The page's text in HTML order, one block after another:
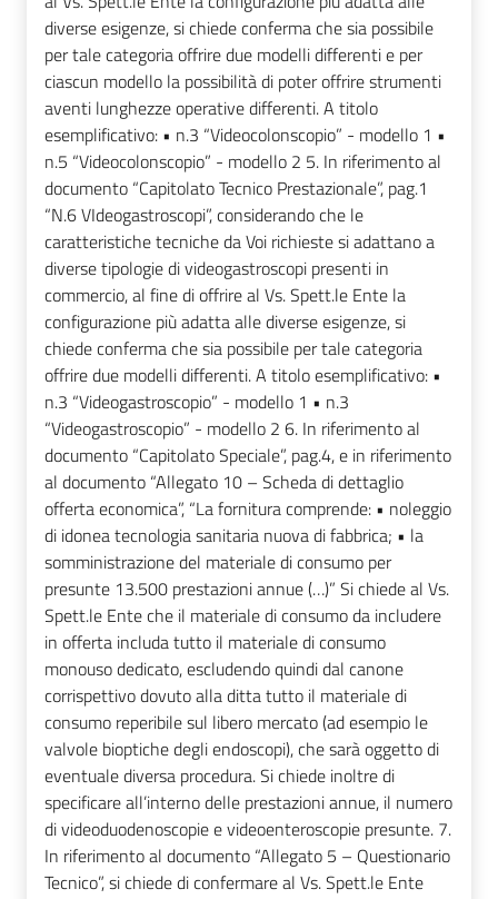
diverse esigenze, si chiede conferma che sia possibile
per tale categoria offrire due modelli differenti e per
ciascun modello la possibilità di poter offrire strumenti
aventi lunghezze operative differenti. A titolo
esemplificativo: • n.3 “Videocolonscopio” - modello 1 •
n.5 “Videocolonscopio” - modello 2 5. In riferimento al
documento “Capitolato Tecnico Prestazionale”, pag.1
“N.6 VIdeogastroscopi”, considerando che le
caratteristiche tecniche da Voi richieste si adattano a
diverse tipologie di videogastroscopi presenti in
commercio, al fine di offrire al Vs. Spett.le Ente la
configurazione più adatta alle diverse esigenze, si
chiede conferma che sia possibile per tale categoria
offrire due modelli differenti. A titolo esemplificativo: •
n.3 “Videogastroscopio” - modello 1 • n.3
“Videogastroscopio” - modello 2 6. In riferimento al
documento “Capitolato Speciale”, pag.4, e in riferimento
al documento “Allegato 10 – Scheda di dettaglio
offerta economica”, “La fornitura comprende: • noleggio
di idonea tecnologia sanitaria nuova di fabbrica; • la
somministrazione del materiale di consumo per
presunte 13.500 prestazioni annue (…)” Si chiede al Vs.
Spett.le Ente che il materiale di consumo da includere
in offerta includa tutto il materiale di consumo
monouso dedicato, escludendo quindi dal canone
corrispettivo dovuto alla ditta tutto il materiale di
consumo reperibile sul libero mercato (ad esempio le
valvole bioptiche degli endoscopi), che sarà oggetto di
eventuale diversa procedura. Si chiede inoltre di
specificare all’interno delle prestazioni annue, il numero
di videoduodenoscopie e videoenteroscopie presunte. 7.
In riferimento al documento “Allegato 5 – Questionario
Tecnico”, si chiede di confermare al Vs. Spett.le Ente